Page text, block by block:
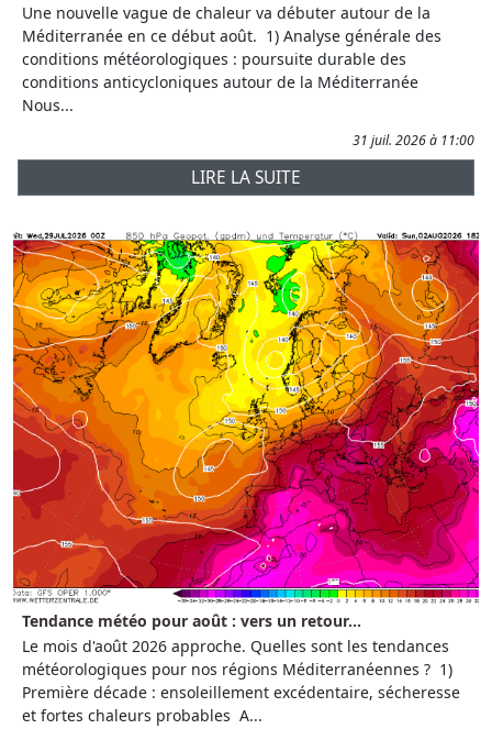
Une nouvelle vague de chaleur va débuter autour de la
Méditerranée en ce début août. 1) Analyse générale des
conditions météorologiques : poursuite durable des
conditions anticycloniques autour de la Méditerranée
Nous...
31 juil. 2026 à 11:00
LIRE LA SUITE
Tendance météo pour août : vers un retour...
Le mois d'août 2026 approche. Quelles sont les tendances
météorologiques pour nos régions Méditerranéennes ? 1)
Première décade : ensoleillement excédentaire, sécheresse
et fortes chaleurs probables A...